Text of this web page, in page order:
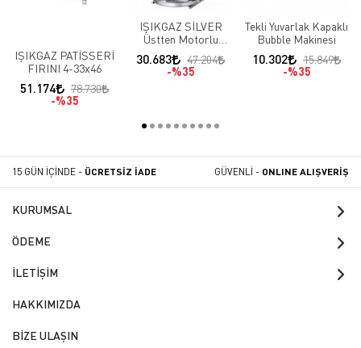
IŞIKGAZ PATİSSERİ
FIRINI 4-33x46
51.174
78.730
%35
IŞIKGAZ SİLVER
Üstten Motorlu
Doğalgazlı CE Döner
Ocağı 5 Radyanlı
30.683
47.204
%35
Tekli Yuvarlak Kapaklı
Bubble Makinesi
10.302
15.849
%35
15 GÜN İÇİNDE - ÜCRETSİZ İADE GÜVENLİ - ONLINE ALIŞVERİŞ
KURUMSAL
ÖDEME
İLETİŞİM
HAKKIMIZDA
BİZE ULAŞIN